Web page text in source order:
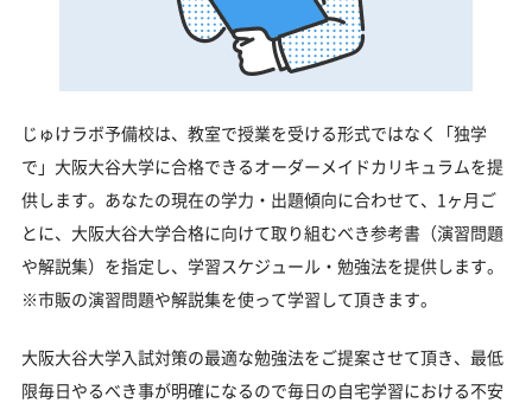
じゅけラボ予備校は、教室で授業を受ける形式ではなく「独学
で」大阪大谷大学に合格できるオーダーメイドカリキュラムを提
供します。あなたの現在の学力・出題傾向に合わせて、1ヶ月ご
とに、大阪大谷大学合格に向けて取り組むべき参考書（演習問題
や解説集）を指定し、学習スケジュール・勉強法を提供します。
※市販の演習問題や解説集を使って学習して頂きます。
大阪大谷大学入試対策の最適な勉強法をご提案させて頂き、最低
限毎日やるべき事が明確になるので毎日の自宅学習における不安